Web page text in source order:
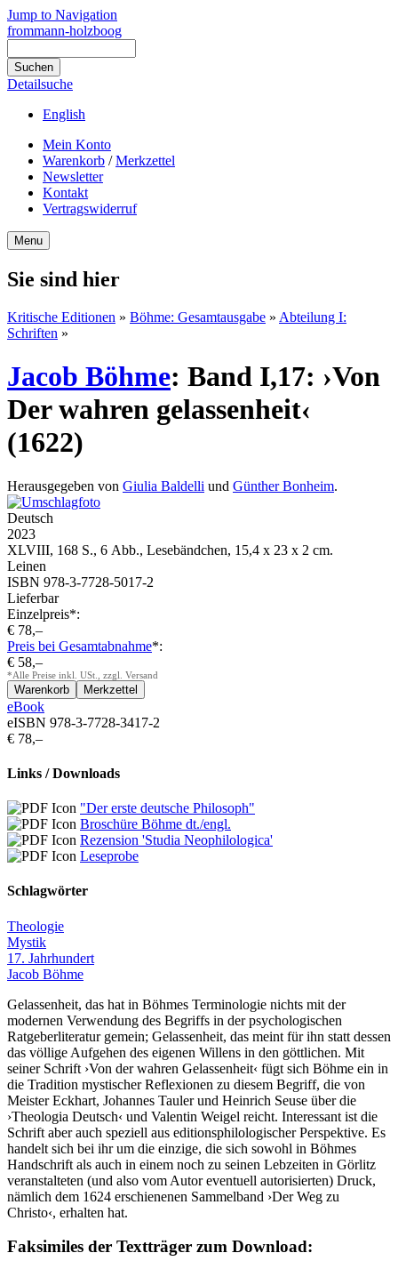
Jump to Navigation
frommann-holzboog
Detailsuche
English
Mein Konto
Warenkorb /Merkzettel
Newsletter
Kontakt
Vertragswiderruf
Menu
Sie sind hier
Kritische Editionen » Böhme: Gesamtausgabe » Abteilung I:
Schriften »
Jacob Böhme: Band I,17: ›Von
Der wahren gelassenheit‹
(1622)
Herausgegeben von Giulia Baldelli und Günther Bonheim.
Deutsch
2023
XLVIII, 168 S., 6 Abb., Lesebändchen, 15,4 x 23 x 2 cm.
Leinen
ISBN 978-3-7728-5017-2
Lieferbar
Einzelpreis*:
€ 78,–
Preis bei Gesamtabnahme*:
€ 58,–
*Alle Preise inkl. USt., zzgl. Versand
eBook
eISBN 978-3-7728-3417-2
€ 78,–
Links / Downloads
"Der erste deutsche Philosoph"
Broschüre Böhme dt./engl.
Rezension 'Studia Neophilologica'
Leseprobe
Schlagwörter
Theologie
Mystik
17. Jahrhundert
Jacob Böhme
Gelassenheit, das hat in Böhmes Terminologie nichts mit der
modernen Verwendung des Begriffs in der psychologischen
Ratgeberliteratur gemein; Gelassenheit, das meint für ihn statt dessen
das völlige Aufgehen des eigenen Willens in den göttlichen. Mit
seiner Schrift ›Von der wahren Gelassenheit‹ fügt sich Böhme ein in
die Tradition mystischer Reflexionen zu diesem Begriff, die von
Meister Eckhart, Johannes Tauler und Heinrich Seuse über die
›Theologia Deutsch‹ und Valentin Weigel reicht. Interessant ist die
Schrift aber auch speziell aus editionsphilologischer Perspektive. Es
handelt sich bei ihr um die einzige, die sich sowohl in Böhmes
Handschrift als auch in einem noch zu seinen Lebzeiten in Görlitz
veranstalteten (und also vom Autor eventuell autorisierten) Druck,
nämlich dem 1624 erschienenen Sammelband ›Der Weg zu
Christo‹, erhalten hat.
Faksimiles der Textträger zum Download: